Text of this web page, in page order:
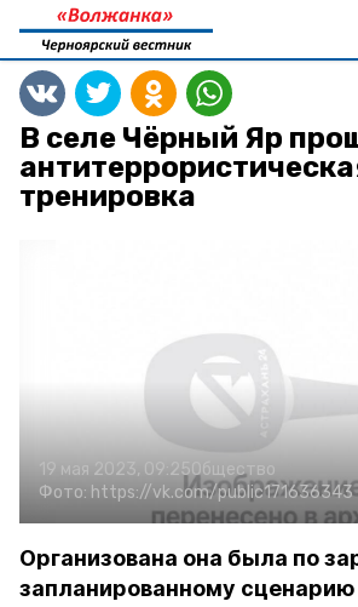
В селе Чёрный Яр
тренировка
19 мая 2023, 09:25Общество
Фото: https://vk.com/public171636343
Организована она была по
запланированному сценарию